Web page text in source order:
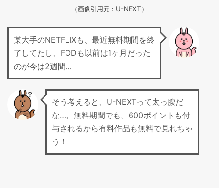
（画像引用元：U-NEXT）
某大手のNETFLIXも、最近無料期間を終
了してたし、FODも以前は1ヶ月だった
のが今は2週間…
そう考えると、U-NEXTって太っ腹だ
な…。無料期間でも、600ポイントも付
与されるから有料作品も無料で見れちゃ
う！